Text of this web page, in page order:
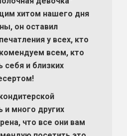
хитом нашего дня
он оставил
у всех, кто
всем, кто
себя и близких
и много других
что все они вам